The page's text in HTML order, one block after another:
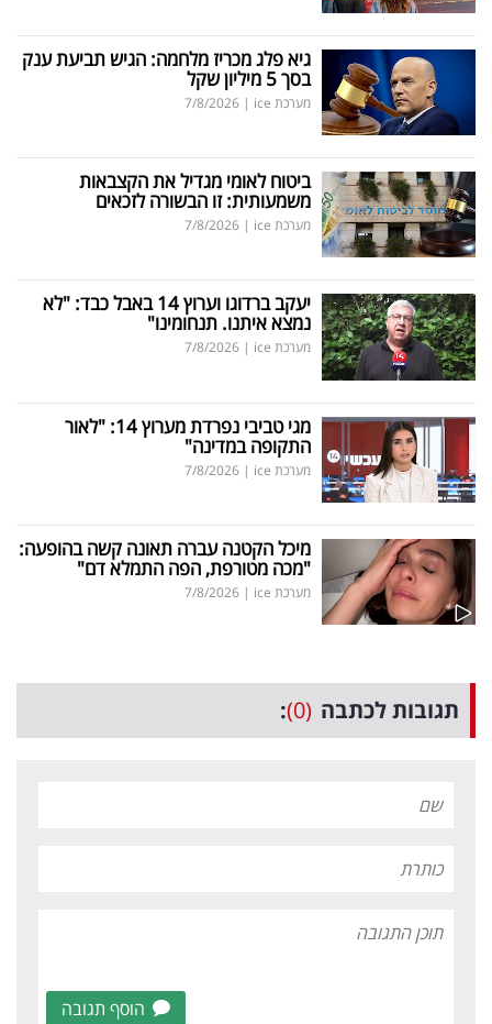
גיא פלג מכריז מלחמה: הגיש תביעת ענק
בסך 5 מיליון שקל
מערכת ice |
7/8/2026
ביטוח לאומי מגדיל את הקצבאות
משמעותית: זו הבשורה לזכאים
מערכת ice |
7/8/2026
יעקב ברדוגו וערוץ 14 באבל כבד: "לא
נמצא איתנו. תנחומינו"
מערכת ice |
7/8/2026
מגי טביבי נפרדת מערוץ 14: "לאור
התקופה במדינה"
מערכת ice |
7/8/2026
מיכל הקטנה עברה תאונה קשה בהופעה:
"מכה מטורפת, הפה התמלא דם"
מערכת ice |
7/8/2026
תגובות לכתבה (0)
:
הוסף תגובה